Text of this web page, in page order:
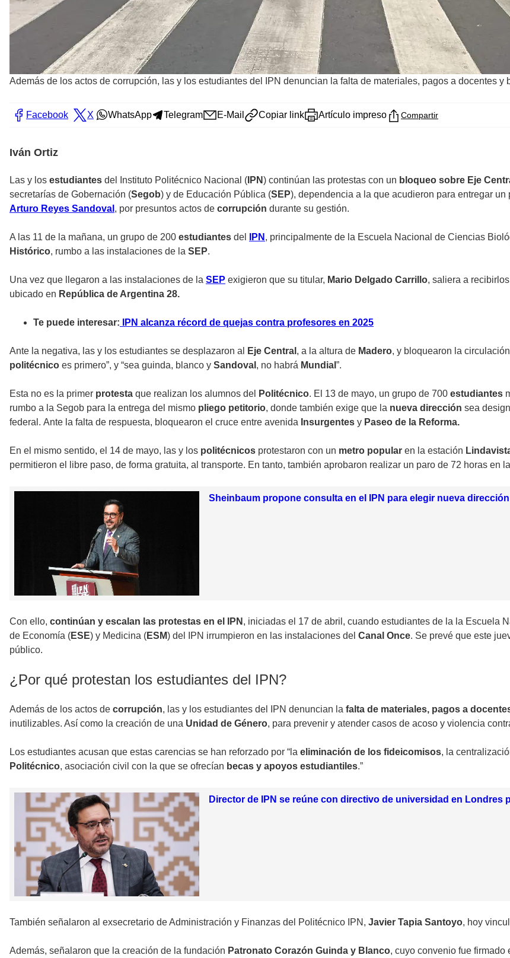
Además de los actos de corrupción, las y los estudiantes del IPN denuncian la falta de materiales, pagos a docentes y
Facebook X WhatsApp Telegram E-Mail Copiar link Artículo impreso Compartir
Iván Ortiz
Las y los estudiantes del Instituto Politécnico Nacional ( IPN) continúan las protestas con un bloqueo sobre Eje
secretarías de Gobernación (Segob) y de Educación Pública (SEP), dependencia a la que acudieron para entregar un
Arturo Reyes Sandoval , por presuntos actos de corrupción durante su gestión.
A las 11 de la mañana, un grupo de 200 estudiantes del IPN , principalmente de la Escuela Nacional de Ciencias
Histórico, rumbo a las instalaciones de la SEP.
Una vez que llegaron a las instalaciones de la SEP exigieron que su titular, Mario Delgado Carrillo, saliera a
ubicado en República de Argentina 28.
Te puede interesar: IPN alcanza récord de quejas contra profesores en 2025
Ante la negativa, las y los estudiantes se desplazaron al Eje Central , a la altura de Madero, y bloquearon la
politécnico es primero”, y “sea guinda, blanco y Sandoval , no habrá Mundial ”.
Esta no es la primer protesta que realizan los alumnos del Politécnico. El 13 de mayo, un grupo de 700 estudiantes
rumbo a la Segob para la entrega del mismo pliego petitorio, donde también exige que la nueva dirección sea
federal. Ante la falta de respuesta, bloquearon el cruce entre avenida Insurgentes y Paseo de la Reforma.
En el mismo sentido, el 14 de mayo, las y los politécnicos protestaron con un metro popular en la estación
permitieron el libre paso, de forma gratuita, al transporte. En tanto, también aprobaron realizar un paro de 72 horas en
Sheinbaum propone consulta en el IPN para elegir nueva dirección
Con ello, continúan y escalan las protestas en el IPN , iniciadas el 17 de abril, cuando estudiantes de la la Escuela
de Economía (ESE) y Medicina (ESM) del IPN irrumpieron en las instalaciones del Canal Once. Se prevé que este
público.
¿Por qué protestan los estudiantes del IPN?
Además de los actos de corrupción, las y los estudiantes del IPN denuncian la falta de materiales, pagos a
inutilizables. Así como la creación de una Unidad de Género, para prevenir y atender casos de acoso y violencia
Los estudiantes acusan que estas carencias se han reforzado por “la eliminación de los fideicomisos, la
Politécnico, asociación civil con la que se ofrecían becas y apoyos estudiantiles.”
Director de IPN se reúne con directivo de universidad en Londres
También señalaron al exsecretario de Administración y Finanzas del Politécnico IPN, Javier Tapia Santoyo, hoy
Además, señalaron que la creación de la fundación Patronato Corazón Guinda y Blanco, cuyo convenio fue